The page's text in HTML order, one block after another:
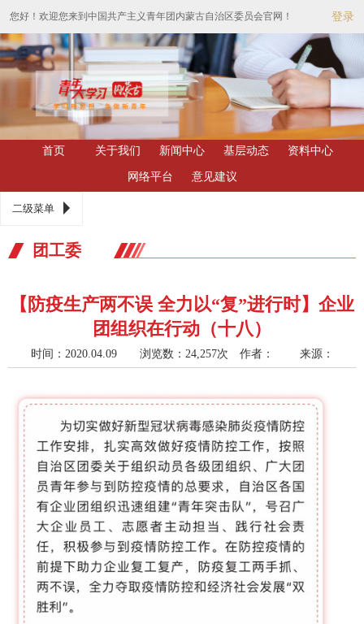
您好！欢迎您来到中国共产主义青年团内蒙古自治区委员会官网！ 登录
首页 关于我们 新闻中心 基层动态 资料中心
网络平台 意见建议
二级菜单
团工委
【防疫生产两不误 全力以“复”进行时】企业
团组织在行动（十八）
时间：2020.04.09 浏览数：24,257次 作者： 来源：